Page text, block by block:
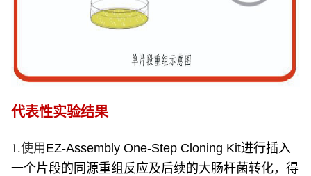
代表性实验结果
1.使用 EZ-Assembly One-Step Cloning Kit进行插入
一个片段的同源重组反应及后续的大肠杆菌转化，得